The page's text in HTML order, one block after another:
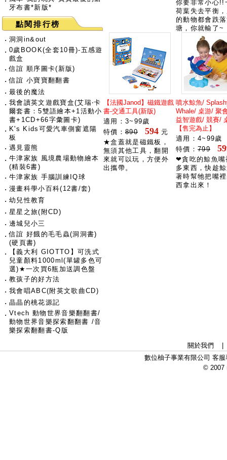
牙布書*新版*
點閱排行榜
‧ 洞洞in&out
‧ 0歲BOOK(全套10冊)-五感遊
戲盒
‧ 信誼 順序圖卡(新版)
‧ 信誼 小寶寶翻翻書
‧ 最後的魔法
‧ 我會讀英文遊戲寶盒(艾瑞‧卡
爾套書：5雙語繪本+1活動小
書+1CD+66字彙圖卡)
‧ K's Kids可愛汽車側窗遮陽
板
‧ 遇見靈熊
‧ 牛津家族 風境農場動物繪本
(精裝6書)
‧ 牛津家族 手腦訓練IQ球
‧ 漫畫科學小百科(12書/套)
‧ 幼兒性教育
‧ 星星之旅(附CD)
‧ 邊城兒小三
‧ 信誼 好餓的毛毛蟲(洞洞書)
(硬頁書)
‧
【義大利 GIOTTO】可洗式
兒童顏料1000ml(單罐多色可
選)★一次買6瓶加送調色盤
‧ 教孩子的好方法
‧ 我會唱ABC(附英文歌曲CD)
‧ 晶晶的桃花源記
‧ Vtech 動物世界音樂翻翻書/
動物世界音樂探索翻翻書 /音
樂探索翻翻書-Q版
你要非常小心!!
荷葉失去平衡
的動物都會跌
塘，你就輸了~
【法國Janod】磁鐵遊戲
書-交通工具(新版)
適用：3~99歲
特價： 890 594 元
★盒蓋就是磁鐵板，
無須其他工具，翻開
來就可以玩，方便外
出攜帶。
噴水鯨魚/
Whale/ 桌游/ 聚
益智遊戲/ 競賽/
【售完為止】
適用：4~99歲
特價： 799
❤貪吃的鯨魚嘴
多東西，快趁
著時幫牠把嘴
西拿出來！
關於我們
數位柚子事業有限公司 客
© 2007